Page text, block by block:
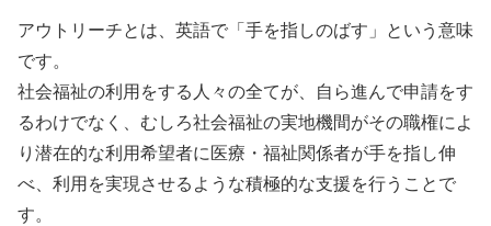
アウトリーチとは、英語で「手を指しのばす」という意味
です。
社会福祉の利用をする人々の全てが、自ら進んで申請をす
るわけでなく、むしろ社会福祉の実地機間がその職権によ
り潜在的な利用希望者に医療・福祉関係者が手を指し伸
べ、利用を実現させるような積極的な支援を行うことで
す。